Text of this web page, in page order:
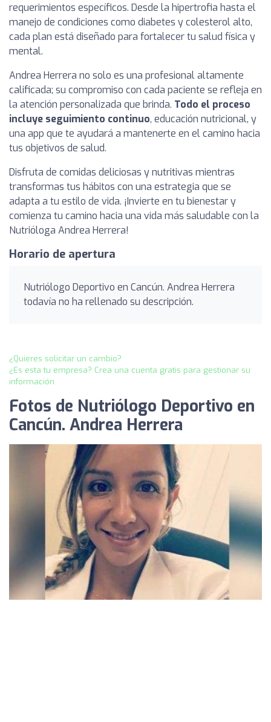
requerimientos específicos. Desde la hipertrofia hasta el
manejo de condiciones como diabetes y colesterol alto,
cada plan está diseñado para fortalecer tu salud física y
mental.
Andrea Herrera no solo es una profesional altamente
calificada; su compromiso con cada paciente se refleja en
la atención personalizada que brinda. Todo el proceso
incluye seguimiento continuo, educación nutricional, y
una app que te ayudará a mantenerte en el camino hacia
tus objetivos de salud.
Disfruta de comidas deliciosas y nutritivas mientras
transformas tus hábitos con una estrategia que se
adapta a tu estilo de vida. ¡Invierte en tu bienestar y
comienza tu camino hacia una vida más saludable con la
Nutrióloga Andrea Herrera!
Horario de apertura
Nutriólogo Deportivo en Cancún. Andrea Herrera
todavía no ha rellenado su descripción.
¿Quieres solicitar un cambio?
¿Es esta tu empresa? Crea una cuenta gratis para gestionar su
información
Fotos de Nutriólogo Deportivo en
Cancún. Andrea Herrera